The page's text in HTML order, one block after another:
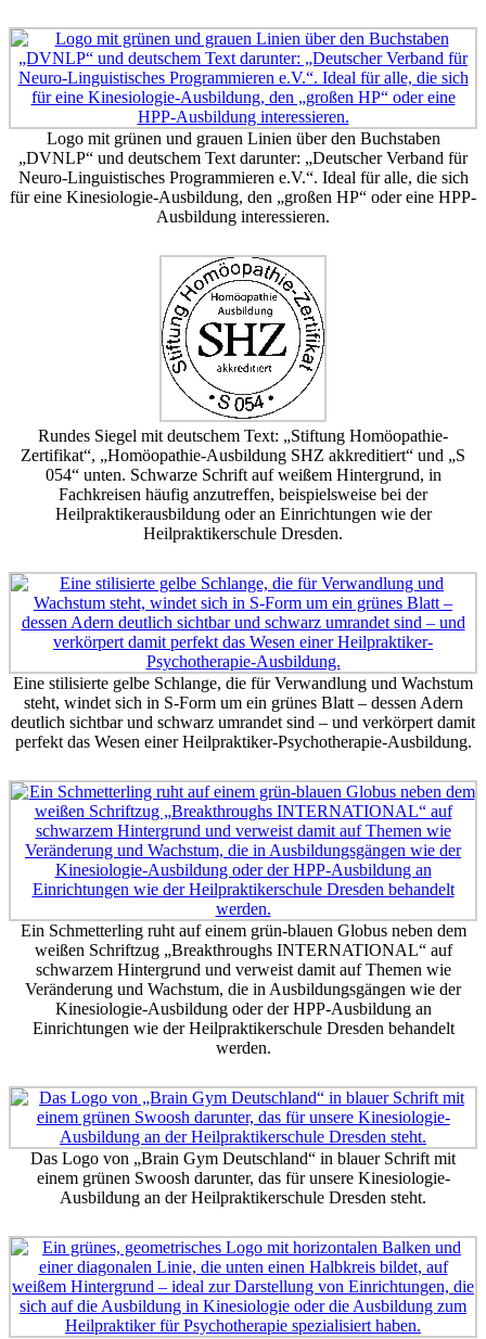
Logo mit grünen und grauen Linien über den Buchstaben
„DVNLP“ und deutschem Text darunter: „Deutscher Verband für
Neuro-Linguistisches Programmieren e.V.“. Ideal für alle, die sich
für eine Kinesiologie-Ausbildung, den „großen HP“ oder eine HPP-
Ausbildung interessieren.
Rundes Siegel mit deutschem Text: „Stiftung Homöopathie-
Zertifikat“, „Homöopathie-Ausbildung SHZ akkreditiert“ und „S
054“ unten. Schwarze Schrift auf weißem Hintergrund, in
Fachkreisen häufig anzutreffen, beispielsweise bei der
Heilpraktikerausbildung oder an Einrichtungen wie der
Heilpraktikerschule Dresden.
Eine stilisierte gelbe Schlange, die für Verwandlung und Wachstum
steht, windet sich in S-Form um ein grünes Blatt – dessen Adern
deutlich sichtbar und schwarz umrandet sind – und verkörpert damit
perfekt das Wesen einer Heilpraktiker-Psychotherapie-Ausbildung.
Ein Schmetterling ruht auf einem grün-blauen Globus neben dem
weißen Schriftzug „Breakthroughs INTERNATIONAL“ auf
schwarzem Hintergrund und verweist damit auf Themen wie
Veränderung und Wachstum, die in Ausbildungsgängen wie der
Kinesiologie-Ausbildung oder der HPP-Ausbildung an
Einrichtungen wie der Heilpraktikerschule Dresden behandelt
werden.
Das Logo von „Brain Gym Deutschland“ in blauer Schrift mit
einem grünen Swoosh darunter, das für unsere Kinesiologie-
Ausbildung an der Heilpraktikerschule Dresden steht.